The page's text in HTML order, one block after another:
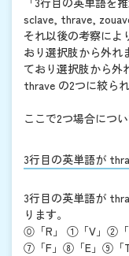
sclave, thrave,
それ以後の考察によ
おり選択肢から外れ
ており選択肢から外
thrave の2つに絞られ
ここで2つ場合につ
3行目の英単語が
3行目の英単語が
ります。
⓪「R」 ①「V」②
⑦「F」⑧「E」⑨「T